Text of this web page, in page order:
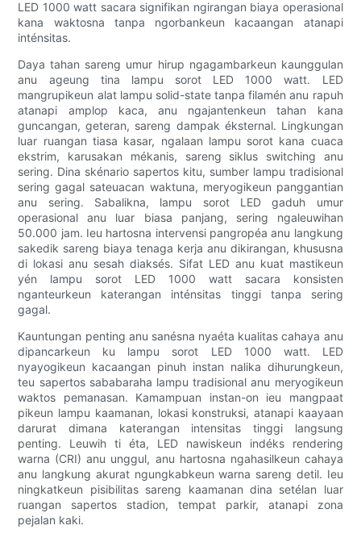
LED 1000 watt sacara signifikan ngirangan biaya operasional
kana waktosna tanpa ngorbankeun kacaangan atanapi
inténsitas.
Daya tahan sareng umur hirup ngagambarkeun kaunggulan
anu ageung tina lampu sorot LED 1000 watt. LED
mangrupikeun alat lampu solid-state tanpa filamén anu rapuh
atanapi amplop kaca, anu ngajantenkeun tahan kana
guncangan, geteran, sareng dampak éksternal. Lingkungan
luar ruangan tiasa kasar, ngalaan lampu sorot kana cuaca
ekstrim, karusakan mékanis, sareng siklus switching anu
sering. Dina skénario sapertos kitu, sumber lampu tradisional
sering gagal sateuacan waktuna, meryogikeun panggantian
anu sering. Sabalikna, lampu sorot LED gaduh umur
operasional anu luar biasa panjang, sering ngaleuwihan
50.000 jam. Ieu hartosna intervensi pangropéa anu langkung
sakedik sareng biaya tenaga kerja anu dikirangan, khususna
di lokasi anu sesah diaksés. Sifat LED anu kuat mastikeun
yén lampu sorot LED 1000 watt sacara konsisten
nganteurkeun katerangan inténsitas tinggi tanpa sering
gagal.
Kauntungan penting anu sanésna nyaéta kualitas cahaya anu
dipancarkeun ku lampu sorot LED 1000 watt. LED
nyayogikeun kacaangan pinuh instan nalika dihurungkeun,
teu sapertos sababaraha lampu tradisional anu meryogikeun
waktos pemanasan. Kamampuan instan-on ieu mangpaat
pikeun lampu kaamanan, lokasi konstruksi, atanapi kaayaan
darurat dimana katerangan intensitas tinggi langsung
penting. Leuwih ti éta, LED nawiskeun indéks rendering
warna (CRI) anu unggul, anu hartosna ngahasilkeun cahaya
anu langkung akurat ngungkabkeun warna sareng detil. Ieu
ningkatkeun pisibilitas sareng kaamanan dina setélan luar
ruangan sapertos stadion, tempat parkir, atanapi zona
pejalan kaki.